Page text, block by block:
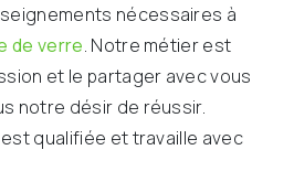
nécessaires à
de verre. Notre métier est
et le partager avec vous
notre désir de réussir.
qualifiée et travaille avec